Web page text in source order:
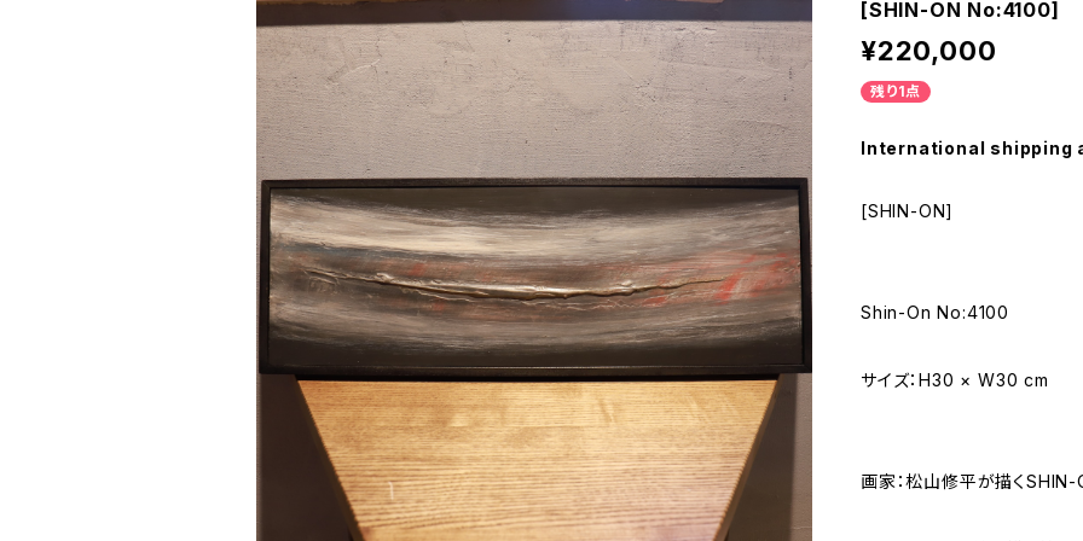
[SHIN-ON No:4100]
¥220,000
残り1点
International shipping
[SHIN-ON]
Shin-On No:4100
サイズ：H30 × W30 cm
画家：松山修平が描くSHIN-